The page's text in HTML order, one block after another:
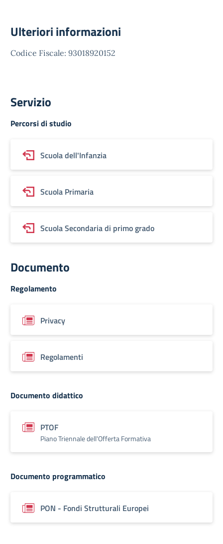
Ulteriori informazioni
Codice Fiscale: 93018920152
Servizio
Percorsi di studio
Scuola dell'Infanzia
Scuola Primaria
Scuola Secondaria di primo grado
Documento
Regolamento
Privacy
Regolamenti
Documento didattico
PTOF
Piano Triennale dell'Offerta Formativa
Documento programmatico
PON - Fondi Strutturali Europei